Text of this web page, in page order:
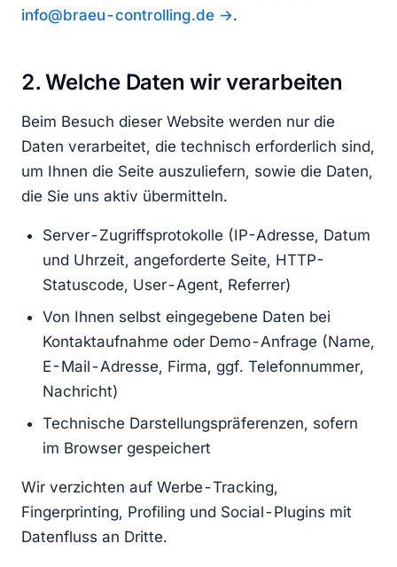
info@braeu-controlling.de
.
2. Welche Daten wir verarbeiten
Beim Besuch dieser Website werden nur die
Daten verarbeitet, die technisch erforderlich sind,
um Ihnen die Seite auszuliefern, sowie die Daten,
die Sie uns aktiv übermitteln.
Server-Zugriffsprotokolle (IP-Adresse, Datum
und Uhrzeit, angeforderte Seite, HTTP-
Statuscode, User-Agent, Referrer)
Von Ihnen selbst eingegebene Daten bei
Kontaktaufnahme oder Demo-Anfrage (Name,
E-Mail-Adresse, Firma, ggf. Telefonnummer,
Nachricht)
Technische Darstellungspräferenzen, sofern
im Browser gespeichert
Wir verzichten auf Werbe-Tracking,
Fingerprinting, Profiling und Social-Plugins mit
Datenfluss an Dritte.